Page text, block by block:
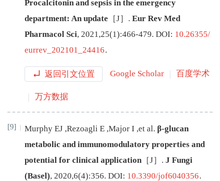
Procalcitonin and sepsis in the emergency
department: An update ［J］. Eur Rev Med
Pharmacol Sci, 2021,25(1):466-479. DOI: 10.26355/
eurrev_202101_24416.
返回引文位置 Google Scholar 百度学术
万方数据
[9] Murphy EJ ,Rezoagli E ,Major I ,et al. β-glucan
metabolic and immunomodulatory properties and
potential for clinical application［J］. J Fungi
(Basel), 2020,6(4):356. DOI: 10.3390/jof6040356.